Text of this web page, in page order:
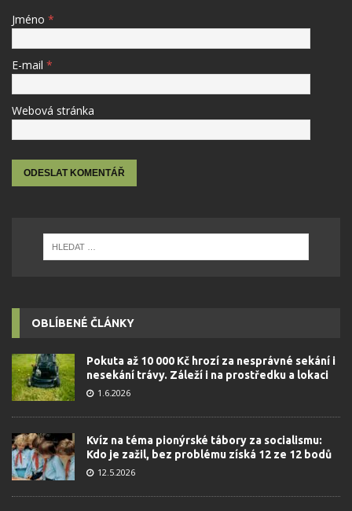
Jméno *
E-mail *
Webová stránka
OBLÍBENÉ ČLÁNKY
Pokuta až 10 000 Kč hrozí za nesprávné sekání i
nesekání trávy. Záleží i na prostředku a lokaci
1.6.2026
Kvíz na téma pionýrské tábory za socialismu:
Kdo je zažil, bez problému získá 12 ze 12 bodů
12.5.2026